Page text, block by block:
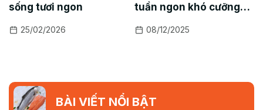
sống tươi ngon
25/02/2026
tuần ngon khó cưỡng
08/12/2025
BÀI VIẾT NỔI BẬT